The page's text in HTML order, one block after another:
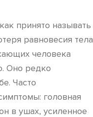
принято называть
равновесия тела
человека
Оно редко
Часто
головная
в ушах, усиленное